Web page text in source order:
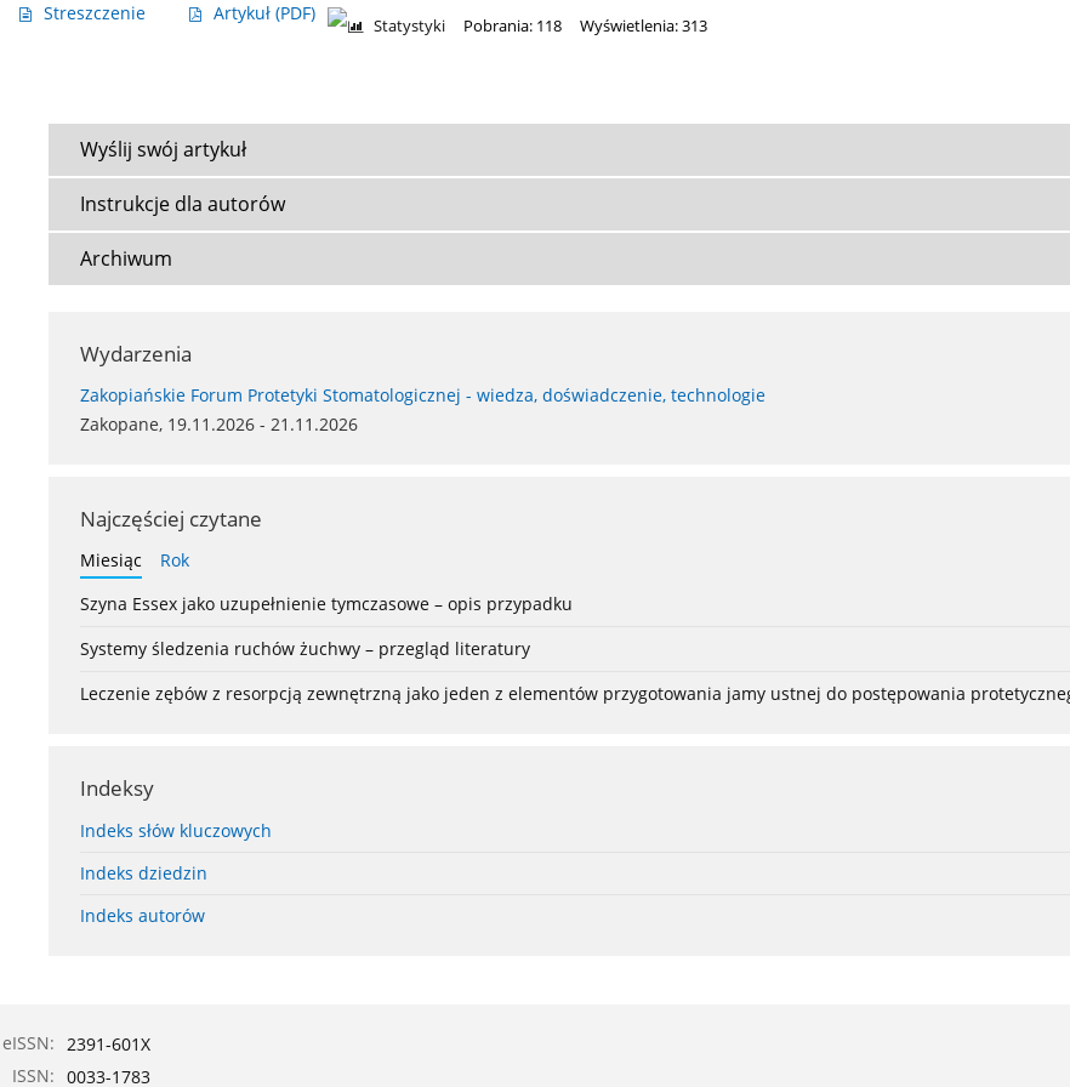
Streszczenie Artykuł (PDF)
Statystyki Pobrania: 118 Wyświetlenia: 313
Wyślij swój artykuł
Instrukcje dla autorów
Archiwum
Wydarzenia
Zakopiańskie Forum Protetyki Stomatologicznej - wiedza, doświadczenie, technologie
Zakopane, 19.11.2026 - 21.11.2026
Najczęściej czytane
Miesiąc
Rok
Szyna Essex jako uzupełnienie tymczasowe – opis przypadku
Systemy śledzenia ruchów żuchwy – przegląd literatury
Leczenie zębów z resorpcją zewnętrzną jako jeden z elementów przygotowania jamy ustnej do postępowania
Indeksy
Indeks słów kluczowych
Indeks dziedzin
Indeks autorów
eISSN: 2391-601X
ISSN: 0033-1783